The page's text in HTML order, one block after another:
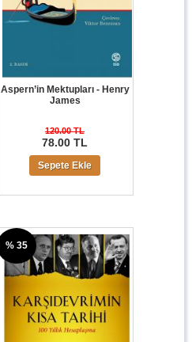
Aspern’in Mektupları - Henry
James
120.00 TL
78.00 TL
Sepete Ekle
% 35